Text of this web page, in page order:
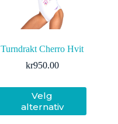
Turndrakt Cherro Hvit
kr950.00
Velg
alternativ
Dette
produktet
har